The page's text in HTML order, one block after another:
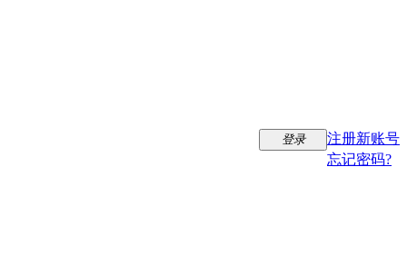
登录
注册新账号
忘记密码?